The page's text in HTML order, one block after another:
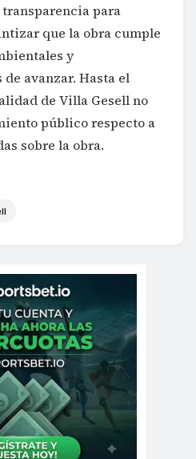
para
que la obra cumple
y
avanzar. Hasta el
de Villa Gesell no
público respecto a
sobre la obra.